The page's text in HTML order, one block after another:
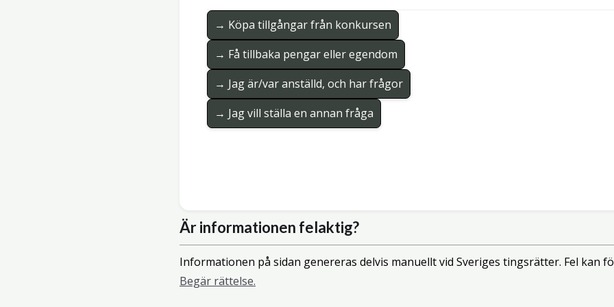
→ Köpa tillgångar från konkursen
→ Få tillbaka pengar eller egendom
→ Jag är/var anställd, och har frågor
→ Jag vill ställa en annan fråga
Är informationen felaktig?
Informationen på sidan genereras delvis manuellt vid Sveriges tingsrätter. Fel kan
Begär rättelse.